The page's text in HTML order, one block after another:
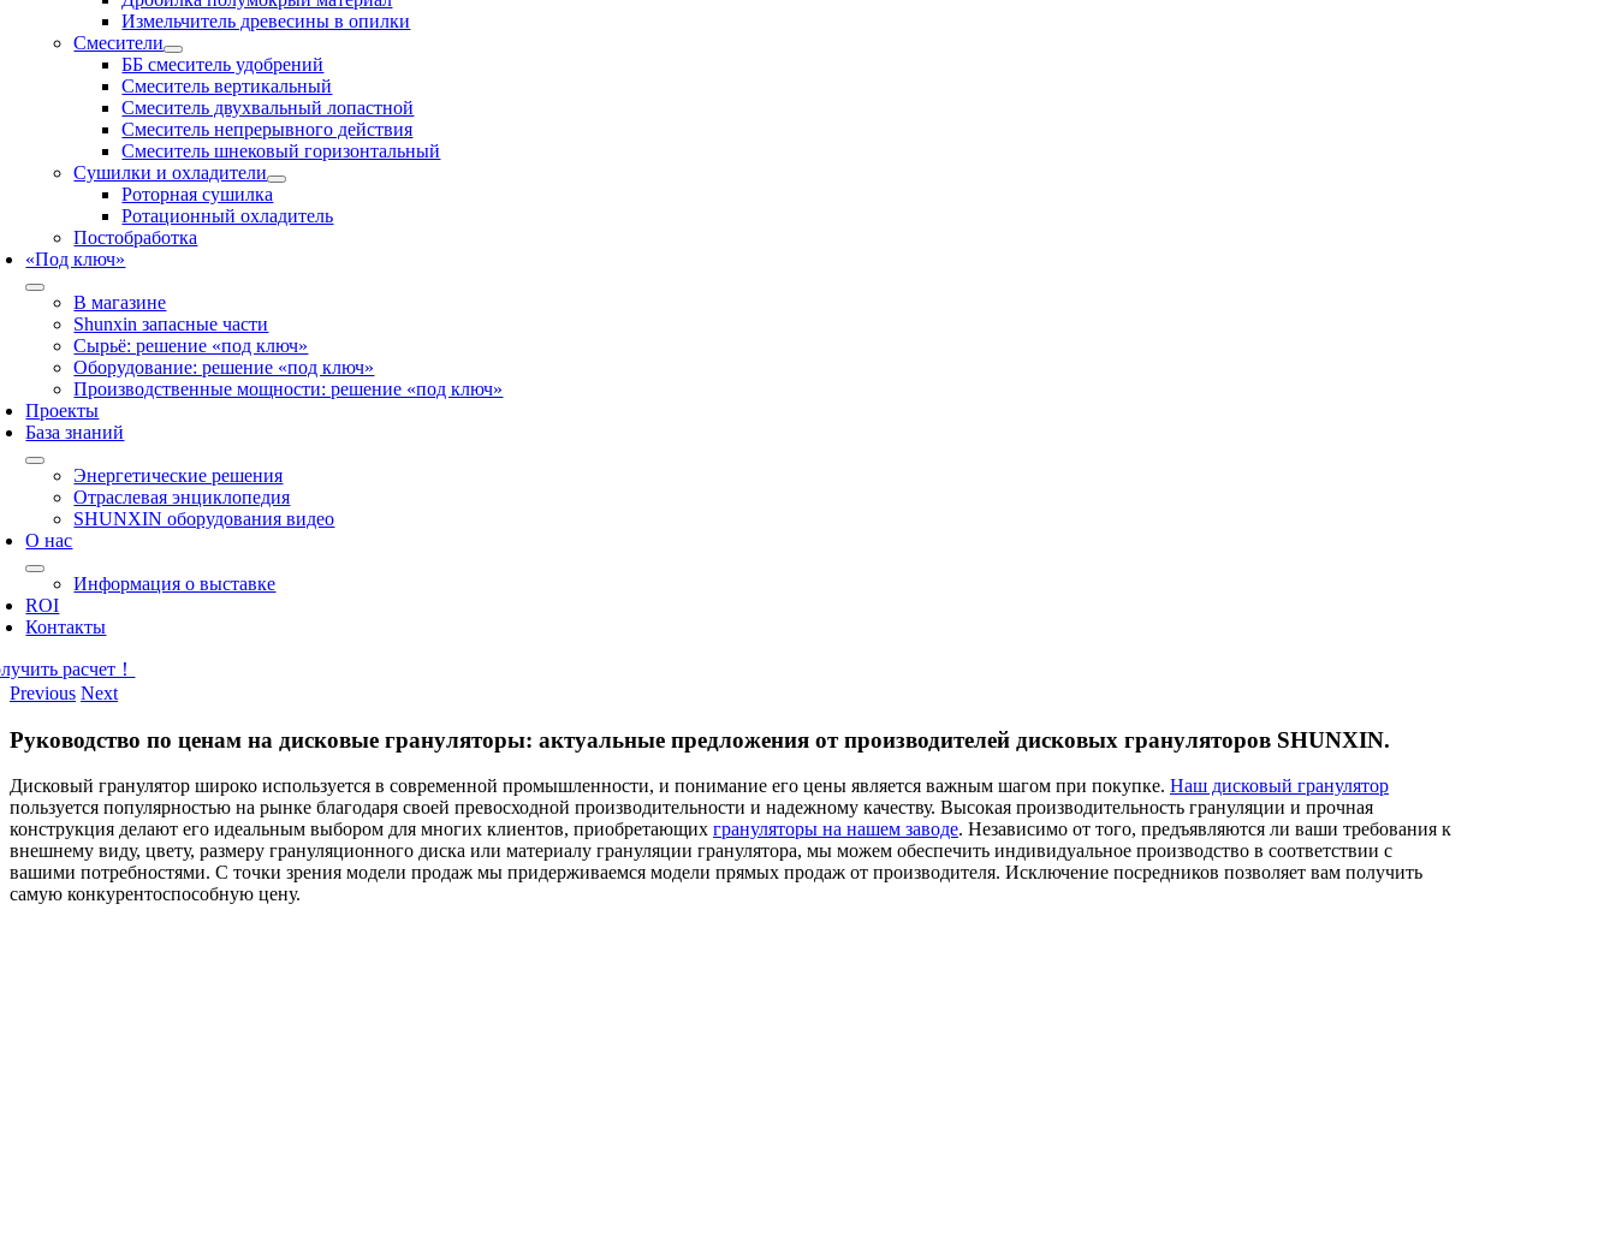
Измельчитель древесины в опилки
Смесители
ББ смеситель удобрений
Смеситель вертикальный
Смеситель двухвальный лопастной
Смеситель непрерывного действия
Смеситель шнековый горизонтальный
Сушилки и охладители
Роторная сушилка
Ротационный охладитель
Постобработка
«Под ключ»
В магазине
Shunxin запасные части
Сырьё: решение «под ключ»
Оборудование: решение «под ключ»
Производственные мощности: решение «под ключ»
Проекты
База знаний
Энергетические решения
Отраслевая энциклопедия
SHUNXIN оборудования видео
О нас
Информация о выставке
ROI
Контакты
расчет！
Previous Next
Руководство по ценам на дисковые грануляторы: актуальные предложения от производителей дисковых грануляторов SHUNXIN.
Дисковый гранулятор широко используется в современной промышленности, и понимание его цены является важным шагом при покупке. Наш дисковый гранулятор
пользуется популярностью на рынке благодаря своей превосходной производительности и надежному качеству. Высокая производительность грануляции и прочная
конструкция делают его идеальным выбором для многих клиентов, приобретающих грануляторы на нашем заводе. Независимо от того, предъявляются ли ваши требования к
внешнему виду, цвету, размеру грануляционного диска или материалу грануляции гранулятора, мы можем обеспечить индивидуальное производство в соответствии с
вашими потребностями. С точки зрения модели продаж мы придерживаемся модели прямых продаж от производителя. Исключение посредников позволяет вам получить
самую конкурентоспособную цену.